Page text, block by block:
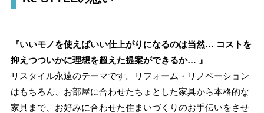
『いいモノを使えばいい仕上がりになるのは当然… コストを
抑えつついかに理想を超えた提案ができるか… 』
リスタイル永遠のテーマです。リフォーム・リノベーション
はもちろん、お部屋に合わせたちょとした家具から本格的な
家具まで、お好みに合わせた住まいづくりのお手伝いをさせ